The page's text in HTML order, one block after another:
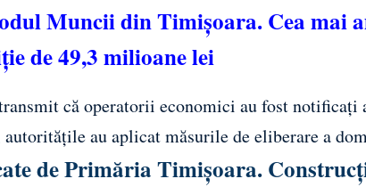
Muncii din Timișoara. Cea mai
de 49,3 milioane lei
că operatorii economici au fost notificați
au aplicat măsurile de eliberare a
de Primăria Timișoara.